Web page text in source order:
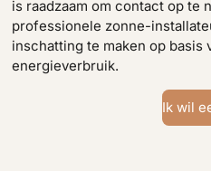
is raadzaam om contact op te
professionele zonne-
inschatting te maken op
energieverbruik.
Ik wil